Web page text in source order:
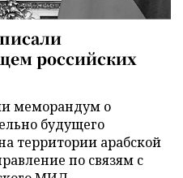
российских
меморандум о
будущего
территории арабской
по связям с